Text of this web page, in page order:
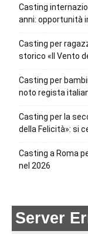
Casting
anni: opportunità
Casting per
storico «Il Vento
Casting per
noto regista
Casting per la
della Felicità»: si
Casting a Roma
nel 2026